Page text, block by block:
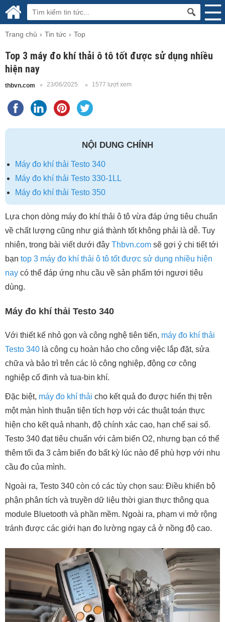
Trang chủ Tin tức Top
Top 3 máy đo khí thải ô tô tốt được sử dụng nhiều
hiện nay
thbvn.com 23/06/2025 1577 lượt xem
NỘI DUNG CHÍNH
Máy đo khí thải Testo 340
Máy đo khí thải Testo 330-1LL
Máy đo khí thải Testo 350
Lựa chọn dòng máy đo khí thải ô tô vừa đáp ứng tiêu chuẩn
về chất lượng cũng như giá thành tốt không phải là dễ. Tuy
nhiên, trong bài viết dưới đây Thbvn.com sẽ gợi ý chi tiết tới
bạn top 3 máy đo khí thải ô tô tốt được sử dụng nhiều hiện
nay có thể đáp ứng nhu cầu về sản phẩm tới ngươi tiêu
dùng.
Máy đo khí thải Testo 340
Với thiết kế nhỏ gọn và công nghệ tiên tiến, máy đo khí thải
Testo 340 là công cụ hoàn hảo cho công việc lắp đặt, sửa
chữa và bảo trì trên các lò công nghiệp, động cơ công
nghiệp cố định và tua-bin khí.
Đặc biệt, máy đo khí thải cho kết quả đo được hiển thị trên
một màn hình thuận tiện tích hợp với các thuật toán thực
hiện cho kết quả nhanh, độ chính xác cao, hạn chế sai số.
Testo 340 đạt tiêu chuẩn với cảm biến O2, nhưng bạn có thể
thêm tối đa 3 cảm biến đo bất kỳ lúc nào để phù hợp với nhu
cầu đo của mình.
Ngoài ra, Testo 340 còn có các tùy chọn sau: Điều khiển bộ
phận phân tích và truyền dữ liệu thời gian thực thông qua
module Bluetooth và phần mềm. Ngoài ra, phạm vi mở rộng
tránh được các giới hạn đo lường ngay cả ở nồng độ cao.